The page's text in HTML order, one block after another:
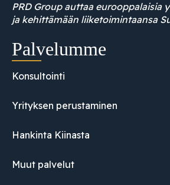
PRD Group auttaa eurooppalaisia
ja kehittämään liiketoimintaansa
Palvelumme
Konsultointi
Yrityksen perustaminen
Hankinta Kiinasta
Muut palvelut